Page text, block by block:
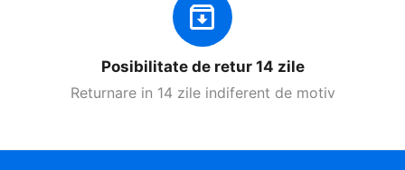
Posibilitate de retur 14 zile
Returnare in 14 zile indiferent de motiv